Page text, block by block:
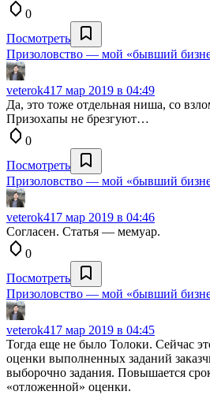
0
Посмотреть
Призоловство — мой «бывший
veterok417 мар 2019 в 04:49
Да, это тоже отдельная ниша, со
Призохапы не брезгуют…
0
Посмотреть
Призоловство — мой «бывший
veterok417 мар 2019 в 04:46
Согласен. Статья — мемуар.
0
Посмотреть
Призоловство — мой «бывший
veterok417 мар 2019 в 04:45
Тогда еще не было Толоки. Сейчас
оценки выполненных заданий
выборочно задания. Повышается
«отложенной» оценки.